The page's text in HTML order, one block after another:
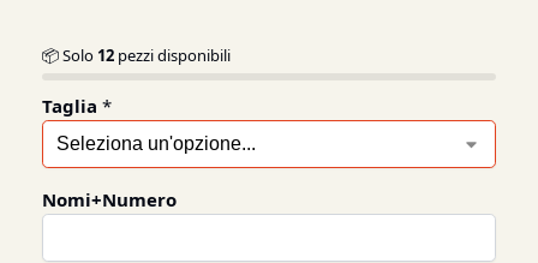
📦 Solo 12 pezzi disponibili
Taglia *
Nomi+Numero